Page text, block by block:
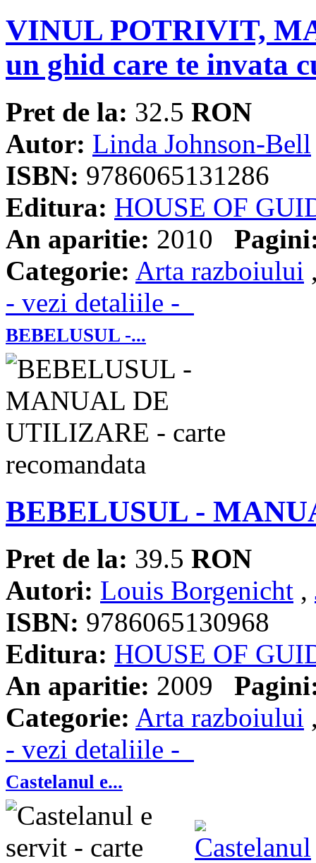
VINUL POTRIVIT,
un ghid care te invata
Pret de la: 32.5 RON
Autor: Linda Johnson-Bell
ISBN: 9786065131286
Editura: HOUSE OF
An aparitie: 2010
Categorie: Arta razboiului
- vezi detaliile -
BEBELUSUL -...
BEBELUSUL -
Pret de la: 39.5 RON
Autori: Louis Borgenicht ,
ISBN: 9786065130968
Editura: HOUSE OF
An aparitie: 2009
Categorie: Arta razboiului
- vezi detaliile -
Castelanul e...